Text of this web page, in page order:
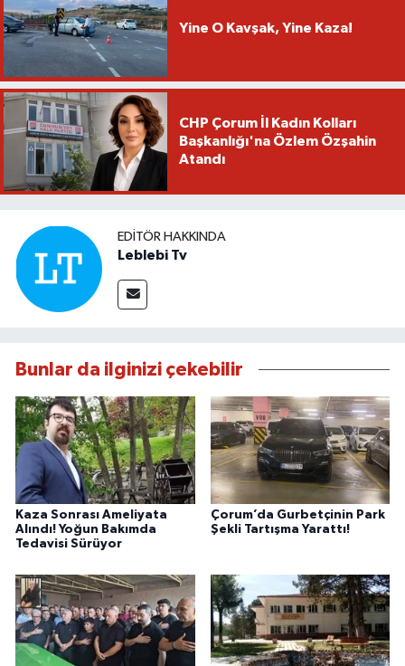
Yine O Kavşak, Yine Kaza!
CHP Çorum İl Kadın Kolları
Başkanlığı'na Özlem Özşahin
Atandı
EDITÖR HAKKINDA
Leblebi Tv
Bunlar da ilginizi çekebilir
Kaza Sonrası Ameliyata
Alındı! Yoğun Bakımda
Tedavisi Sürüyor
Çorum’da Gurbetçinin Park
Şekli Tartışma Yarattı!